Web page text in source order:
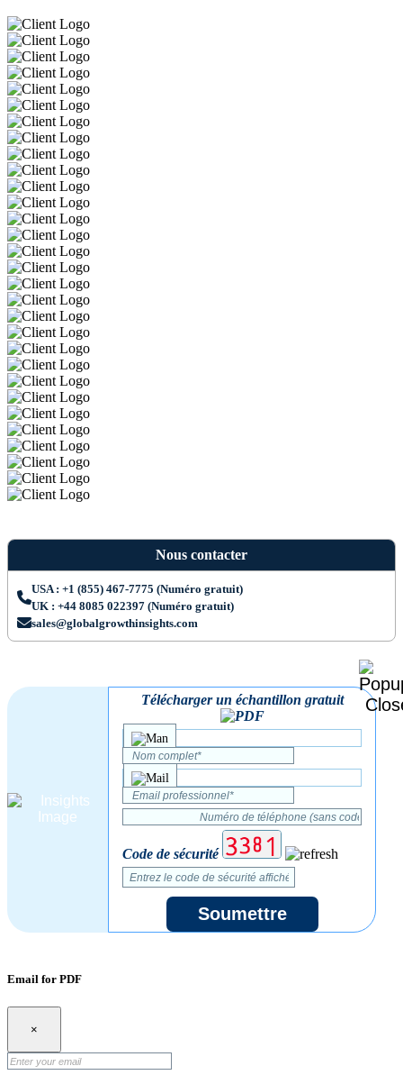
Nous contacter
USA : +1 (855) 467-7775 (Numéro gratuit)
UK : +44 8085 022397 (Numéro gratuit)
sales@globalgrowthinsights.com
Télécharger un échantillon gratuit
Code de sécurité
Soumettre
Email for PDF
×